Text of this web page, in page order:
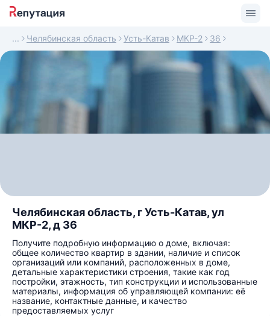
Челябинская область Усть-Катав МКР-2 36
Челябинская область, г Усть-Катав, ул
МКР-2, д 36
Получите подробную информацию о доме, включая:
общее количество квартир в здании, наличие и список
организаций или компаний, расположенных в доме,
детальные характеристики строения, такие как год
постройки, этажность, тип конструкции и использованные
материалы, информация об управляющей компании: её
название, контактные данные, и качество
предоставляемых услуг